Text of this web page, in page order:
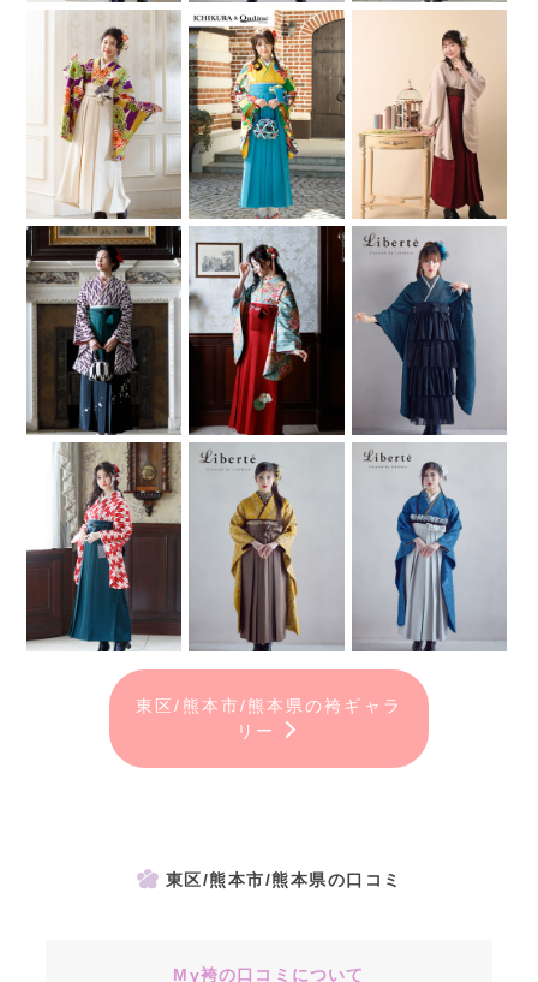
東区/熊本市/熊本県の袴ギャラ
リー
東区/熊本市/熊本県の口コミ
My袴の口コミについて